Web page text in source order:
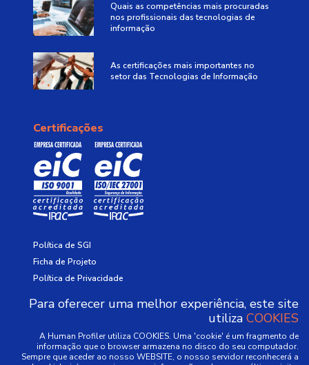
Certificações
Política de SGI
Ficha de Projeto
Política de Privacidade
Missão e Valores
Quais as competências mais procuradas
nos profissionais das tecnologias de
informação
As certificações mais importantes no
setor das Tecnologias de Informação
Para oferecer uma melhor experiência, este site
utiliza COOKIES
A Human Profiler utiliza COOKIES. Uma 'cookie' é um fragmento de
informação que o browser armazena no disco do seu computador.
Sempre que aceder ao nosso WEBSITE, o nosso servidor reconhecerá a